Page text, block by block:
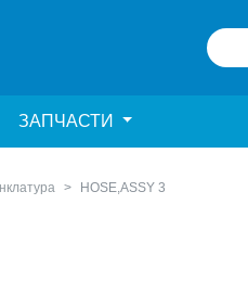
ЗАПЧАСТИ
HOSE,ASSY 3